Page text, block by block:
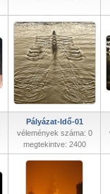
Pályázat-Idő-01
vélemények száma: 0
megtekintve: 2400